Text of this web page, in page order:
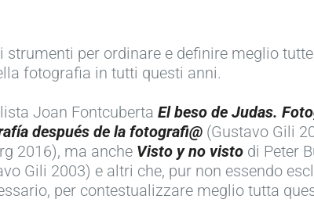
per ordinare e definire meglio
fotografia in tutti questi anni.
Joan Fontcuberta El beso de Judas.
después de la fotografi@ (Gustavo Gili
2016), ma anche Visto y no visto di Peter
Gili 2003) e altri che, pur non essendo
per contestualizzare meglio tutta